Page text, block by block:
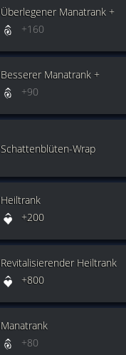
Überlegener Manatrank +
+160
Besserer Manatrank +
+90
Schattenblüten-Wrap
Heiltrank
+200
Revitalisierender Heiltrank
+800
Manatrank
+80